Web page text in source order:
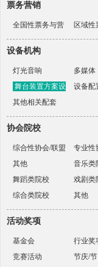
票务营销
全国性票务与营
销机构
区域性
销机构
设备机构
灯光音响
多媒体
舞台装置方案设
计
设备配
其他相关配套
协会院校
综合性协会/联盟
专业性
其他
音乐类
舞蹈类院校
戏剧类
综合类院校
其他
活动奖项
基金会
行业奖
竞赛活动
节庆/节